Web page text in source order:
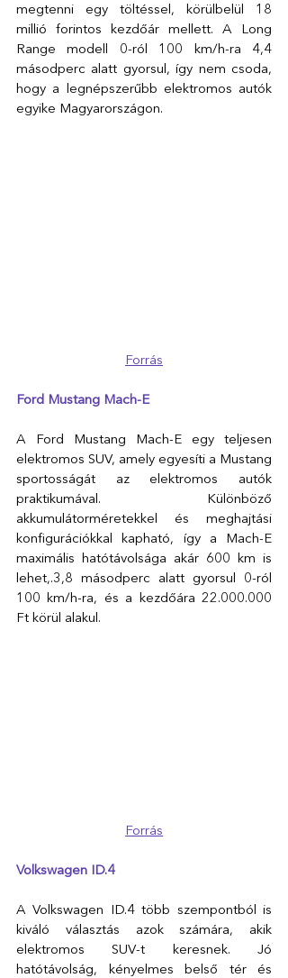
megtenni egy töltéssel, körülbelül 18
millió forintos kezdőár mellett. A Long
Range modell 0-ról 100 km/h-ra 4,4
másodperc alatt gyorsul, így nem csoda,
hogy a legnépszerűbb elektromos autók
egyike Magyarországon.
Forrás
Ford Mustang Mach-E
A Ford Mustang Mach-E egy teljesen
elektromos SUV, amely egyesíti a Mustang
sportosságát az elektromos autók
praktikumával. Különböző
akkumulátorméretekkel és meghajtási
konfigurációkkal kapható, így a Mach-E
maximális hatótávolsága akár 600 km is
lehet,.3,8 másodperc alatt gyorsul 0-ról
100 km/h-ra, és a kezdőára 22.000.000
Ft körül alakul.
Forrás
Volkswagen ID.4
A Volkswagen ID.4 több szempontból is
kiváló választás azok számára, akik
elektromos SUV-t keresnek. Jó
hatótávolság, kényelmes belső tér és